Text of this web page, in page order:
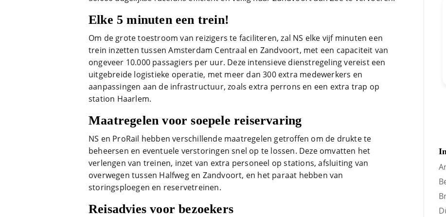
Elke 5 minuten een trein!
Om de grote toestroom van reizigers te faciliteren, zal NS elke vijf minuten een
trein inzetten tussen Amsterdam Centraal en Zandvoort, met een capaciteit van
ongeveer 10.000 passagiers per uur. Deze intensieve dienstregeling vereist een
uitgebreide logistieke operatie, met meer dan 300 extra medewerkers en
aanpassingen aan de infrastructuur, zoals extra perrons en een extra trap op
station Haarlem.
Maatregelen voor soepele reiservaring
NS en ProRail hebben verschillende maatregelen getroffen om de drukte te
beheersen en eventuele verstoringen snel op te lossen. Deze omvatten het
verlengen van treinen, inzet van extra personeel op stations, afsluiting van
overwegen tussen Halfweg en Zandvoort, en het paraat hebben van
storingsploegen en reservetreinen.
Reisadvies voor bezoekers